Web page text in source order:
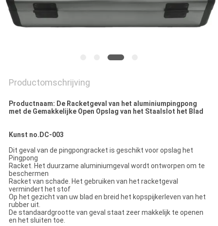
Productomschrijving
Productnaam: De Racketgeval van het aluminiumpingpong
met de Gemakkelijke Open Opslag van het Staalslot het Blad
Kunst no.DC-003
Dit geval van de pingpongracket is geschikt voor opslag het
Pingpong
Racket. Het duurzame aluminiumgeval wordt ontworpen om te
beschermen
Racket van schade. Het gebruiken van het racketgeval
vermindert het stof
Op het gezicht van uw blad en breid het kopspijkerleven van het
rubber uit.
De standaardgrootte van geval staat zeer makkelijk te openen
en het sluiten toe.